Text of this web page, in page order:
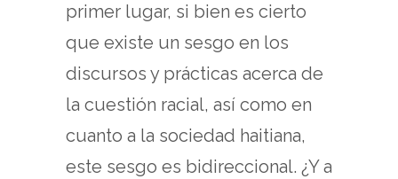
primer lugar, si bien es cierto
que existe un sesgo en los
discursos y prácticas acerca de
la cuestión racial, así como en
cuanto a la sociedad haitiana,
este sesgo es bidireccional. ¿Y a